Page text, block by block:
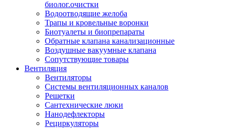
биолог.очистки
Водоотводящие желоба
Трапы и кровельные воронки
Биотуалеты и биопрепараты
Обратные клапана канализационные
Воздушные вакуумные клапана
Сопутствующие товары
Вентиляция
Вентиляторы
Системы вентиляционных каналов
Решетки
Сантехнические люки
Нанодефлекторы
Рециркуляторы